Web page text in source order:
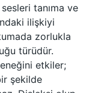
tanıma ve
ilişkiyi
zorlukla
türüdür.
etkiler;
şekilde